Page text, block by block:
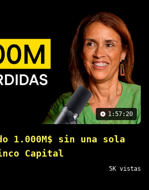
1:57:20
1.000M$ sin una sola
Capital
5K vistas